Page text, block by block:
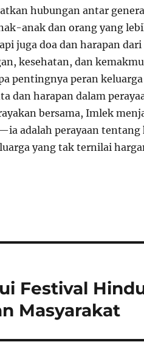
hubungan antar
anak dan orang yang
juga doa dan harapan
kesehatan, dan
pentingnya peran
dan harapan dalam
bersama, Imlek
adalah perayaan tentang
yang tak ternilai
Festival
Masyarakat